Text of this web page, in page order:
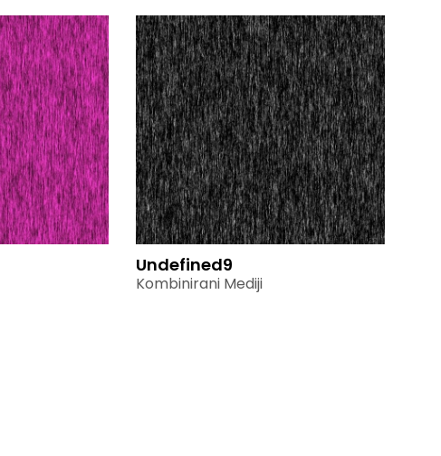
Undefined9
Kombinirani Mediji